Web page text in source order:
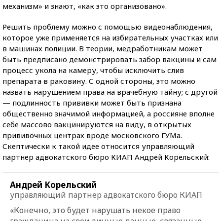
механизм» и знают, «как это организовано».
Решить проблему можно с помощью видеонаблюдения,
которое уже применяется на избирательных участках или
в машинах полиции. В теории, медработникам может
быть предписано демонстрировать забор вакцины и сам
процесс укола на камеру, чтобы исключить слив
препарата в раковину. С одной стороны, это можно
назвать нарушением права на врачебную тайну; с другой
— подлинность прививки может быть признана
общественно значимой информацией, а россияне вполне
себе массово вакцинируются на виду, в открытых
прививочных центрах вроде московского ГУМа.
Скептически к такой идее относится управляющий
партнер адвокатского бюро КИАП Андрей Корельский:
Андрей Корельский
управляющий партнер адвокатского бюро КИАП
«Конечно, это будет нарушать некое право